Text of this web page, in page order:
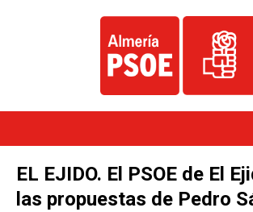
EL EJIDO. El PSOE de El
las propuestas de Pedro